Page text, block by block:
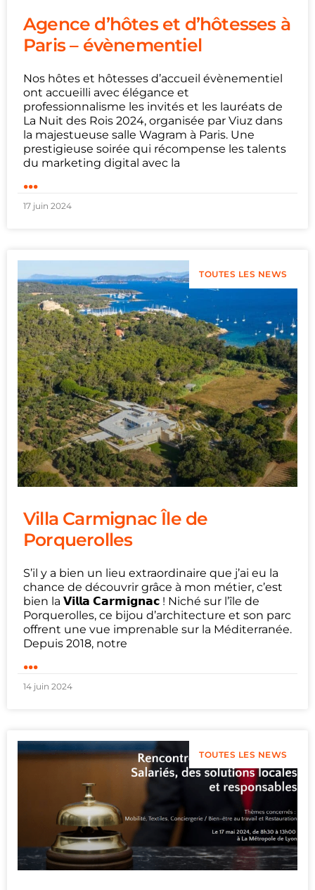
Agence d’hôtes et d’hôtesses à
Paris – évènementiel
Nos hôtes et hôtesses d’accueil évènementiel
ont accueilli avec élégance et
professionnalisme les invités et les lauréats de
La Nuit des Rois 2024, organisée par Viuz dans
la majestueuse salle Wagram à Paris. Une
prestigieuse soirée qui récompense les talents
du marketing digital avec la
...
17 juin 2024
TOUTES LES NEWS
Villa Carmignac Île de
Porquerolles
S’il y a bien un lieu extraordinaire que j’ai eu la
chance de découvrir grâce à mon métier, c’est
bien la 𝗩𝗶𝗹𝗹𝗮 𝗖𝗮𝗿𝗺𝗶𝗴𝗻𝗮𝗰 ! Niché sur l’île de
Porquerolles, ce bijou d’architecture et son parc
offrent une vue imprenable sur la Méditerranée.
Depuis 2018, notre
...
14 juin 2024
TOUTES LES NEWS